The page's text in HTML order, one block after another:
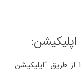
طریق “اپلیکیشن